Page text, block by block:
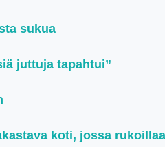
sukua
juttuja tapahtui”
koti, jossa